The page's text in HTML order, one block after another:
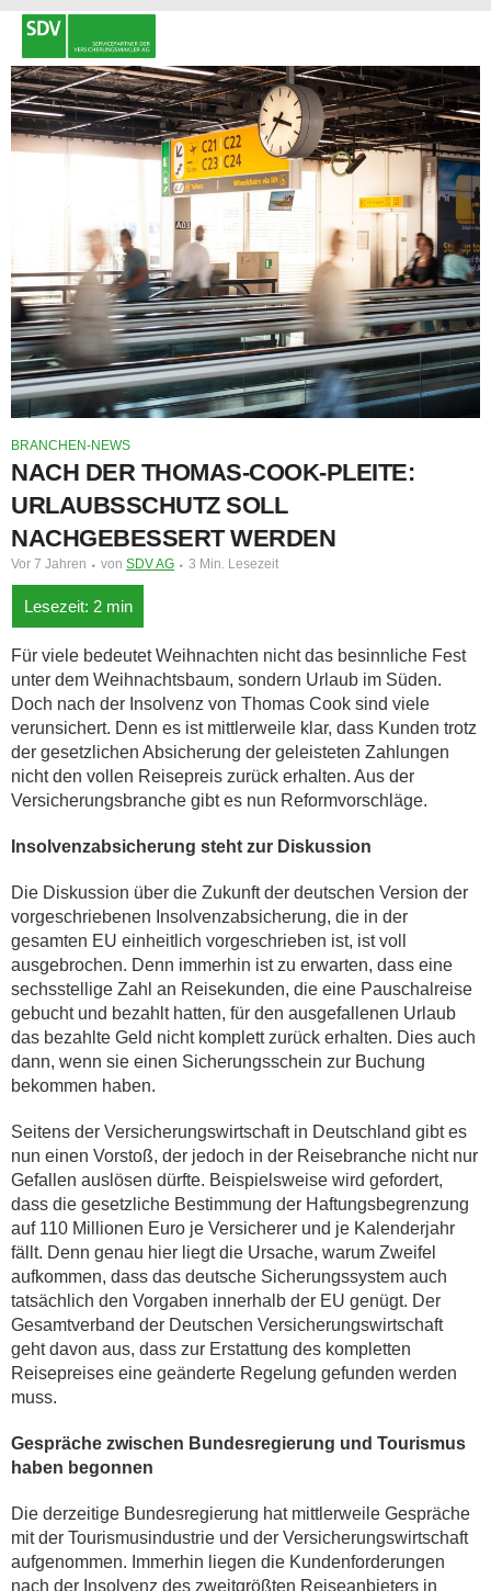
BRANCHEN-NEWS
NACH DER THOMAS-COOK-PLEITE:
URLAUBSSCHUTZ SOLL
NACHGEBESSERT WERDEN
Vor 7 Jahren von SDV AG 3 Min. Lesezeit
Für viele bedeutet Weihnachten nicht das besinnliche Fest
unter dem Weihnachtsbaum, sondern Urlaub im Süden.
Doch nach der Insolvenz von Thomas Cook sind viele
verunsichert. Denn es ist mittlerweile klar, dass Kunden trotz
der gesetzlichen Absicherung der geleisteten Zahlungen
nicht den vollen Reisepreis zurück erhalten. Aus der
Versicherungsbranche gibt es nun Reformvorschläge.
Insolvenzabsicherung steht zur Diskussion
Die Diskussion über die Zukunft der deutschen Version der
vorgeschriebenen Insolvenzabsicherung, die in der
gesamten EU einheitlich vorgeschrieben ist, ist voll
ausgebrochen. Denn immerhin ist zu erwarten, dass eine
sechsstellige Zahl an Reisekunden, die eine Pauschalreise
gebucht und bezahlt hatten, für den ausgefallenen Urlaub
das bezahlte Geld nicht komplett zurück erhalten. Dies auch
dann, wenn sie einen Sicherungsschein zur Buchung
bekommen haben.
Seitens der Versicherungswirtschaft in Deutschland gibt es
nun einen Vorstoß, der jedoch in der Reisebranche nicht nur
Gefallen auslösen dürfte. Beispielsweise wird gefordert,
dass die gesetzliche Bestimmung der Haftungsbegrenzung
auf 110 Millionen Euro je Versicherer und je Kalenderjahr
fällt. Denn genau hier liegt die Ursache, warum Zweifel
aufkommen, dass das deutsche Sicherungssystem auch
tatsächlich den Vorgaben innerhalb der EU genügt. Der
Gesamtverband der Deutschen Versicherungswirtschaft
geht davon aus, dass zur Erstattung des kompletten
Reisepreises eine geänderte Regelung gefunden werden
muss.
Gespräche zwischen Bundesregierung und Tourismus
haben begonnen
Die derzeitige Bundesregierung hat mittlerweile Gespräche
mit der Tourismusindustrie und der Versicherungswirtschaft
aufgenommen. Immerhin liegen die Kundenforderungen
nach der Insolvenz des zweitgrößten Reiseanbieters in